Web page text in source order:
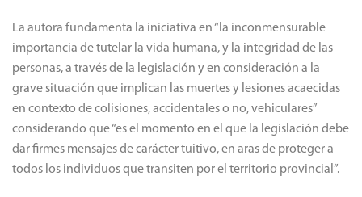
La autora fundamenta la iniciativa en “la inconmensurable
importancia de tutelar la vida humana, y la integridad de las
personas, a través de la legislación y en consideración a la
grave situación que implican las muertes y lesiones acaecidas
en contexto de colisiones, accidentales o no, vehiculares”
considerando que “es el momento en el que la legislación debe
dar firmes mensajes de carácter tuitivo, en aras de proteger a
todos los individuos que transiten por el territorio provincial”.